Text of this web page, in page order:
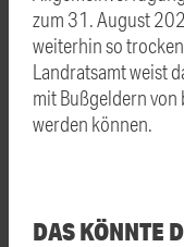
zum 31. August
weiterhin so
Landratsamt weist
mit Bußgeldern
werden können.
DAS KÖNNTE